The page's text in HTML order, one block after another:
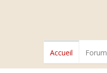
Accueil Forum